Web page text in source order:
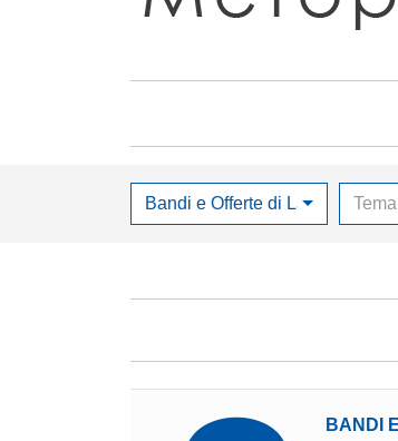
Bandi e Offerte di Lavoro Tema
BANDI